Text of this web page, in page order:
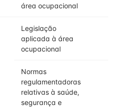
área ocupacional
Legislação
aplicada à área
ocupacional
Normas
regulamentadoras
relativas à saúde,
segurança e